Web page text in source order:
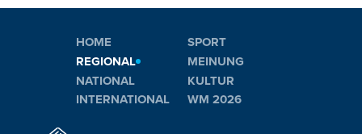
HOME
REGIONAL
NATIONAL
INTERNATIONAL
SPORT
MEINUNG
KULTUR
WM 2026